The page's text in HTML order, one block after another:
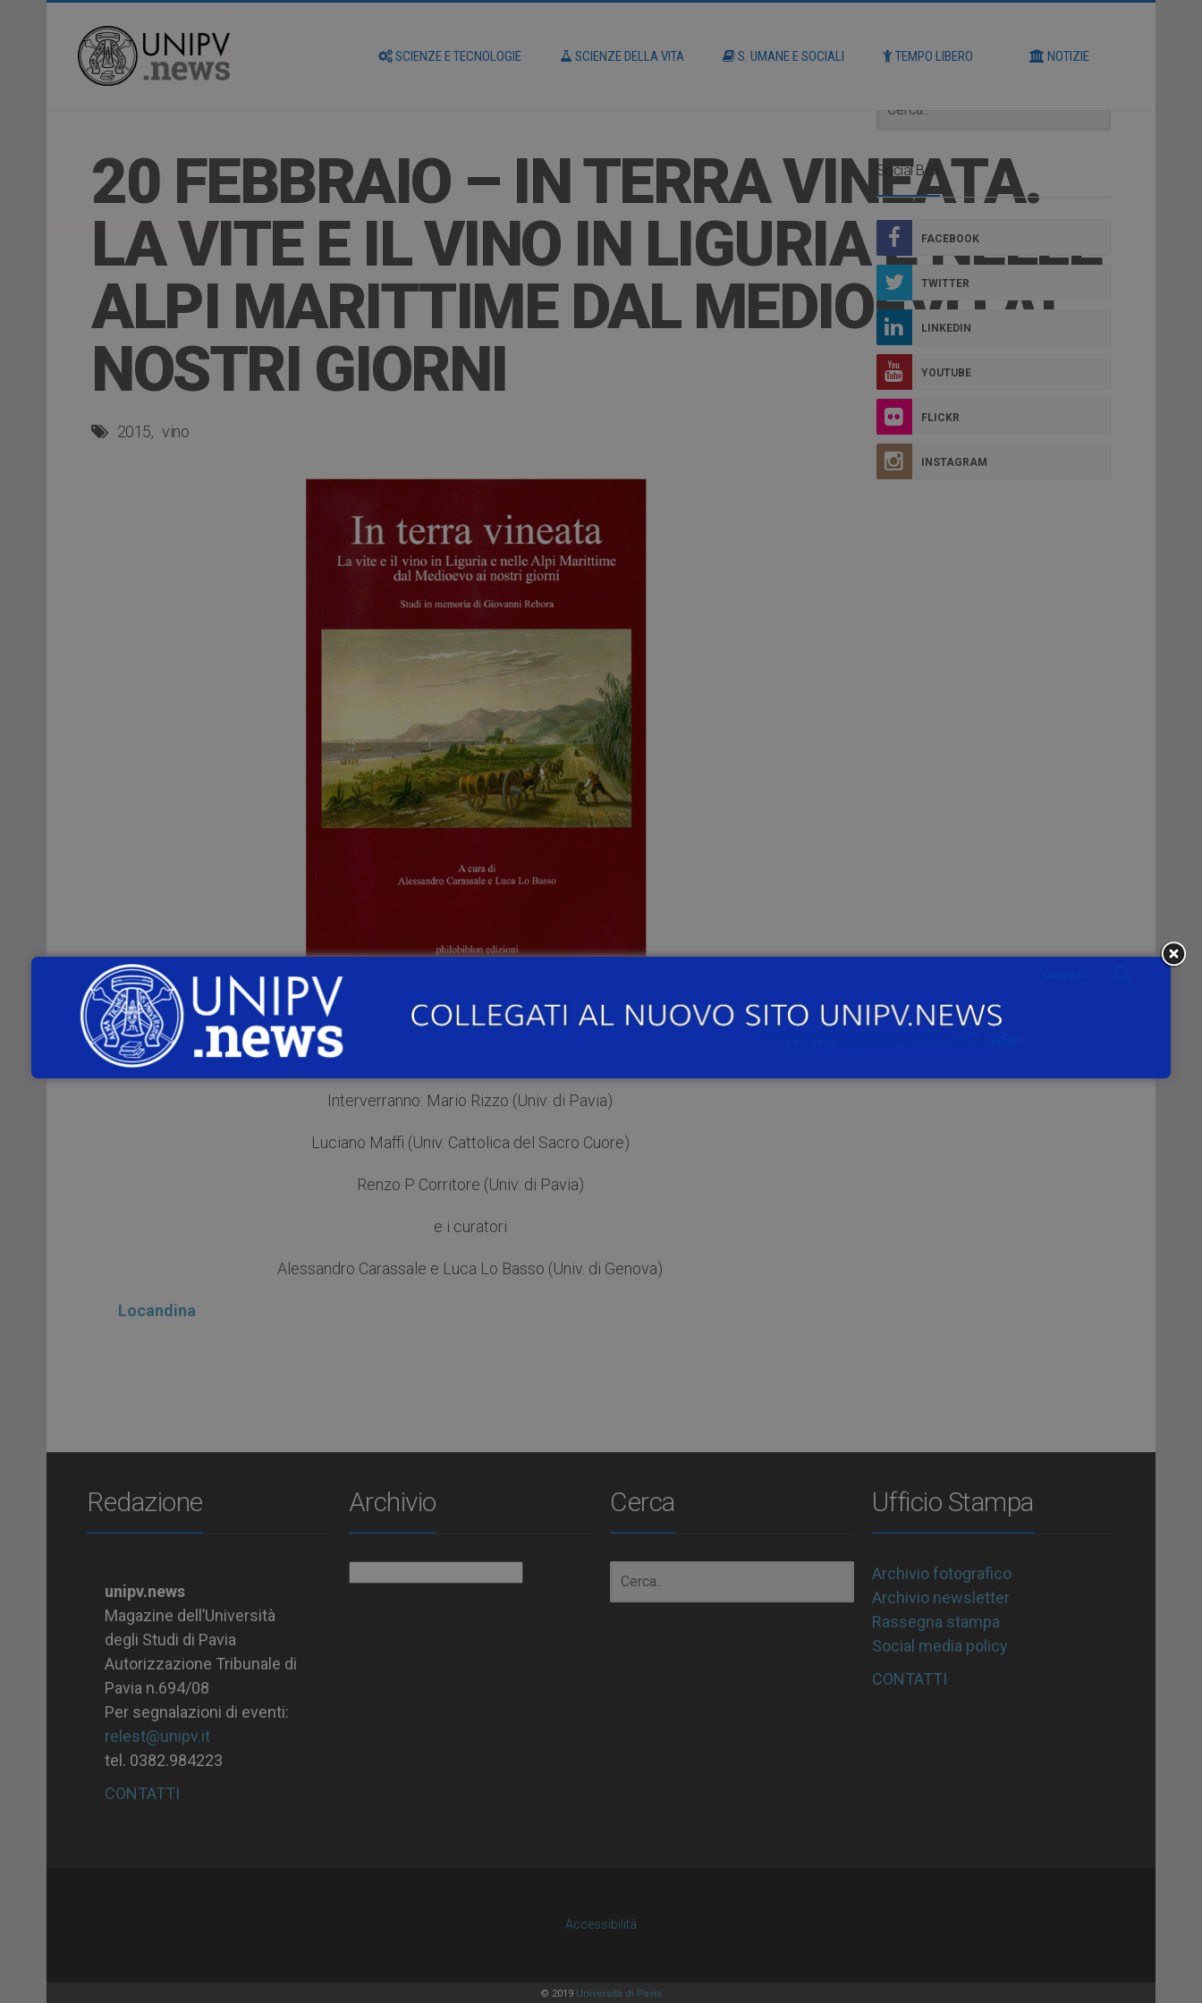
SCIENZE E TECNOLOGIE SCIENZE DELLA VITA S. UMANE E SOCIALI TEMPO LIBERO NOTIZIE
20 FEBBRAIO – IN TERRA VINEATA.
LA VITE E IL VINO IN LIGURIA E NELLE
ALPI MARITTIME DAL MEDIOEVO AI
NOSTRI GIORNI
2015 vino
Venerdì 20 febbraio 2015 alle nell’Aula Dottorandi (1° piano) di Palazzo San Tommaso
(Piazza del Lino, 2 – Pavia) si terrà la presentazione del libro “
Liguria e nelle Alpi Marittime dal Medioevo ai nostri giorni
Interverranno: Mario Rizzo (Univ. di Pavia)
Luciano Maffi (Univ. Cattolica del Sacro Cuore)
Renzo P. Corritore (Univ. di Pavia)
e i curatori
Alessandro Carassale e Luca Lo Basso (Univ. di Genova)
Locandina
Social Box
FACEBOOK
TWITTER
LINKEDIN
YOUTUBE
FLICKR
INSTAGRAM
Redazione
unipv.news
Magazine dell’Università
degli Studi di Pavia
Autorizzazione Tribunale di
Pavia n.694/08
Per segnalazioni di eventi:
relest@unipv.it
tel. 0382.984223
CONTATTI
Archivio Cerca Ufficio Stampa
Archivio fotografico
Archivio newsletter
Rassegna stampa
Social media policy
CONTATTI
Accessibilità
© 2019 Università di Pavia